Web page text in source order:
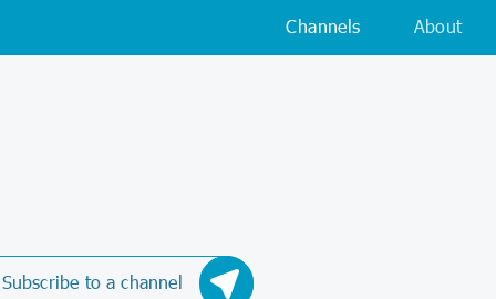
Channels About
Subscribe to a channel